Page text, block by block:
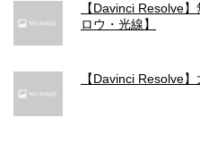
【Davinci Resolve
ロウ・光線】
【Davinci Resolve